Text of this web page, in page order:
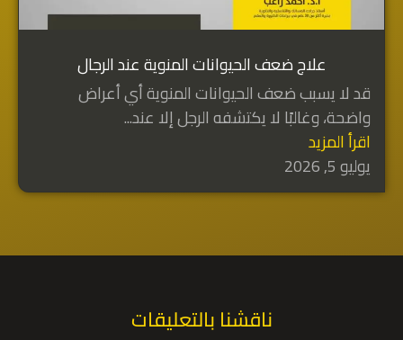
علاج ضعف الحيوانات المنوية عند الرجال
قد لا يسبب ضعف الحيوانات المنوية أي أعراض
واضحة، وغالبًا لا يكتشفه الرجل إلا عند...
اقرأ المزيد
يوليو 5, 2026
ناقشنا بالتعليقات